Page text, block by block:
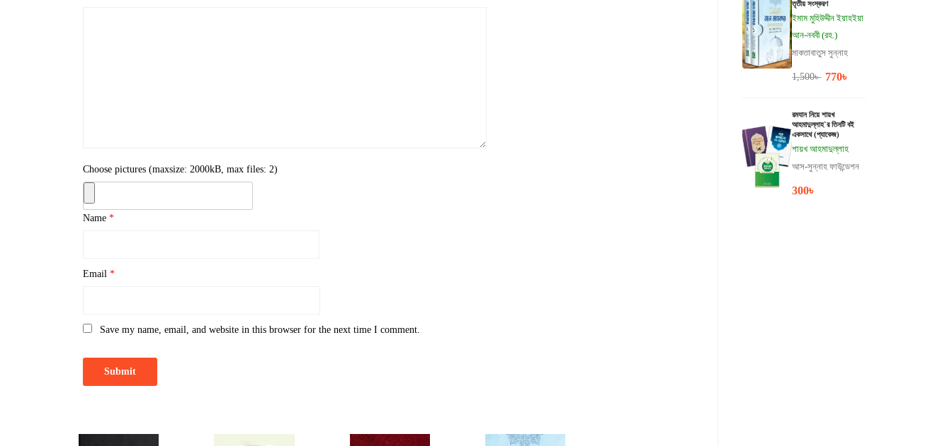
তৃতীয় সংস্করণ
ইমাম মুহিউদ্দীন ইয়াহইয়া
আন-নববী (রহ.)
মাকতাবাতুস সুন্নাহ
1,500৳ 770৳
রমযান নিয়ে শায়খ
আহমাদুল্লাহ`র তিনটি বই
একসাথে (প্যাকেজ)
শায়খ আহমাদুল্লাহ
আস-সুন্নাহ ফাউন্ডেশন
300৳
Choose pictures (maxsize: 2000kB, max files: 2)
Name*
Email*
Save my name, email, and website in this browser for the next time I comment.